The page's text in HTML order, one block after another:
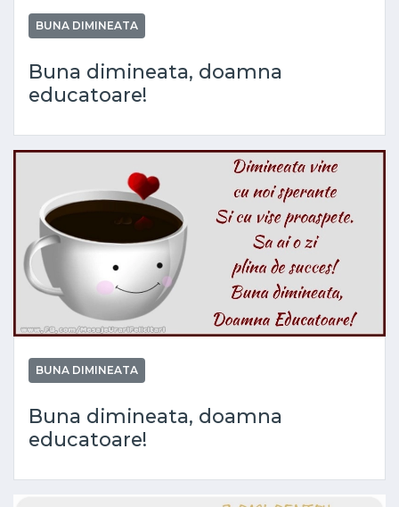
BUNA DIMINEATA
Buna dimineata, doamna
educatoare!
BUNA DIMINEATA
Buna dimineata, doamna
educatoare!